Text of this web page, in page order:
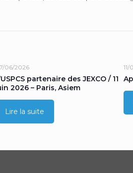
06/2026
partenaire des JEXCO / 11
2026 – Paris, Asiem
Lire la suite